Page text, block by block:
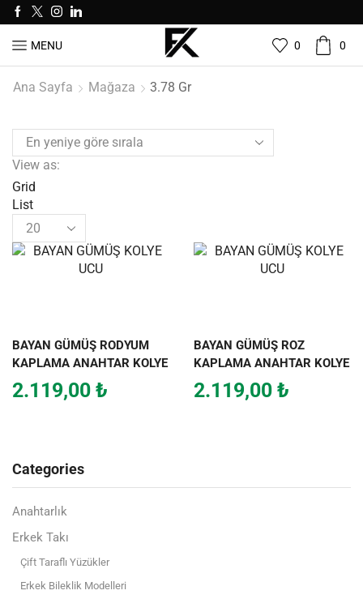
MENU 0 0
Ana Sayfa Mağaza 3.78 Gr
View as:
Grid
List
BAYAN GÜMÜŞ RODYUM
KAPLAMA ANAHTAR KOLYE
2.119,00 ₺
BAYAN GÜMÜŞ ROZ
KAPLAMA ANAHTAR KOLYE
2.119,00 ₺
Categories
Anahtarlık
Erkek Takı
Çift Taraflı Yüzükler
Erkek Bileklik Modelleri